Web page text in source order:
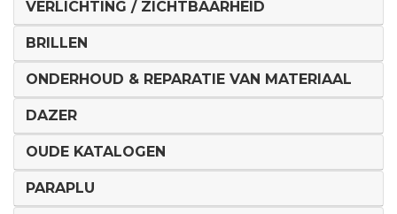
VERLICHTING / ZICHTBAARHEID
BRILLEN
ONDERHOUD & REPARATIE VAN MATERIAAL
DAZER
OUDE KATALOGEN
PARAPLU